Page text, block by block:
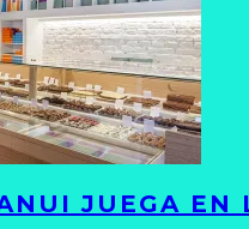
JUEGA EN